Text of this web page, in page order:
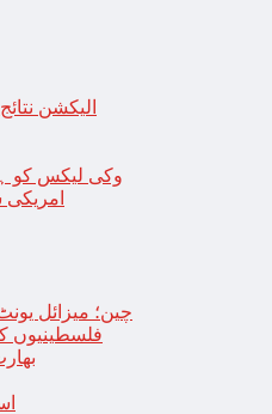
الیکشن
وکی لیکس کو
چین؛ میزائل یونٹ سے منسلک 4 جرنیلوں
فلسطینیوں